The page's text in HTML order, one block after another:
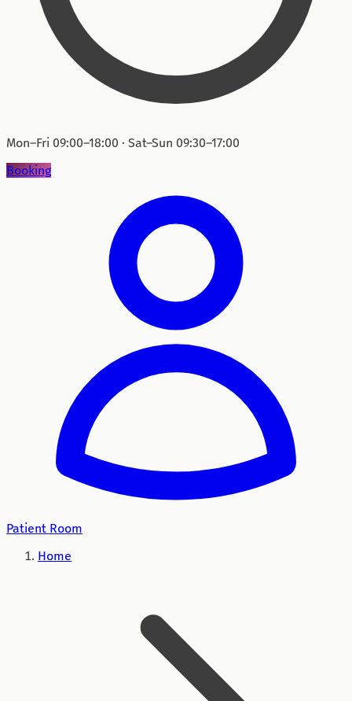
Mon–Fri 09:00–18:00 · Sat–Sun 09:30–17:00
Booking
Patient Room
Home